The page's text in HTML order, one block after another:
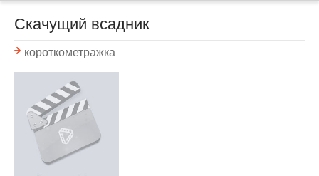
Скачущий всадник
короткометражка